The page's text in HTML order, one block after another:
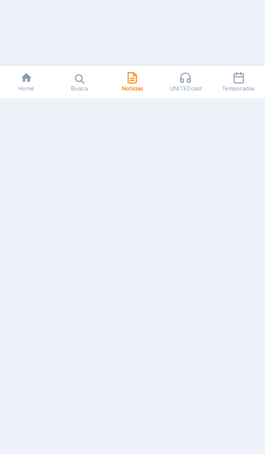
Home Busca Notícias UNITEDcast Temporadas